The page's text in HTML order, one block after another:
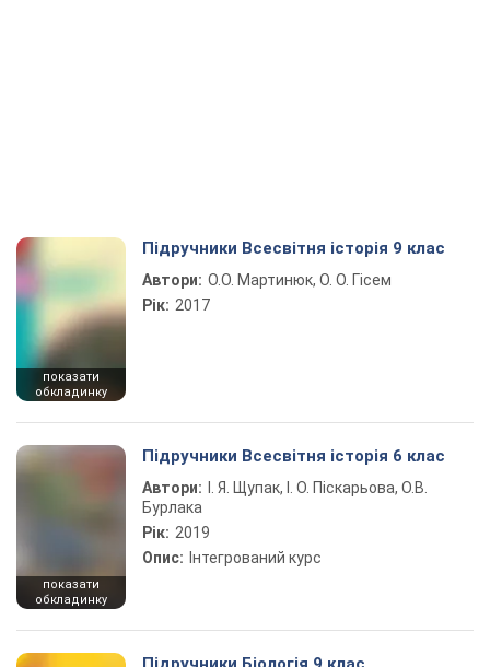
показати
обкладинку
Підручники Всесвітня історія 9 клас
Автори: О.О. Мартинюк, О. О. Гісем
Рік: 2017
показати
обкладинку
Підручники Всесвітня історія 6 клас
Автори:
І. Я. Щупак, І. О. Піскарьова, О.В.
Бурлака
Рік: 2019
Опис: Інтегрований курс